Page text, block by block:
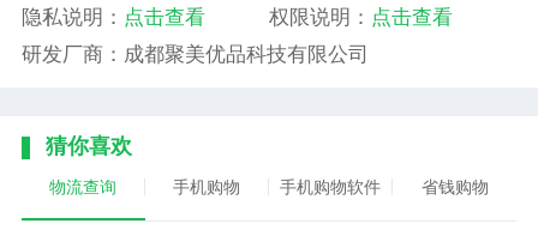
隐私说明： 点击查看 权限说明： 点击查看
研发厂商：成都聚美优品科技有限公司
猜你喜欢
物流查询 手机购物 手机购物软件 省钱购物